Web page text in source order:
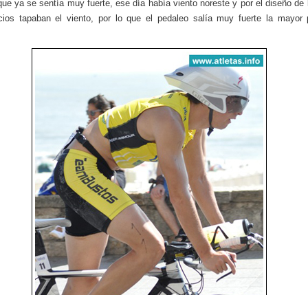
ya se sentía muy fuerte, ese día había viento noreste y por el diseño de
tapaban el viento, por lo que el pedaleo salía muy fuerte la mayor